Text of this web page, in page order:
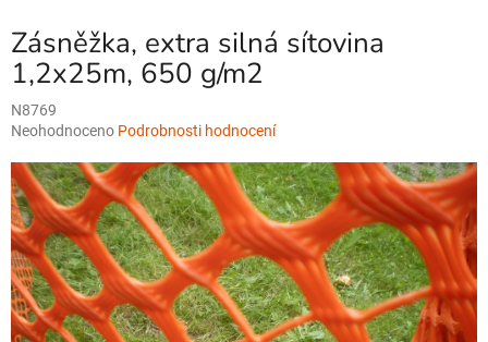
Zásněžka, extra silná sítovina
1,2x25m, 650 g/m2
N8769
Průměrné
produktu
je
0,0
z
5
hvězdiček.
Neohodnoceno Podrobnosti hodnocení